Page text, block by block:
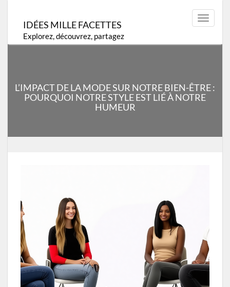
content
Toggle
IDÉES MILLE FACETTES
Explorez, découvrez, partagez
L’IMPACT DE LA MODE SUR NOTRE BIEN-ÊTRE :
POURQUOI NOTRE STYLE EST LIÉ À NOTRE
HUMEUR